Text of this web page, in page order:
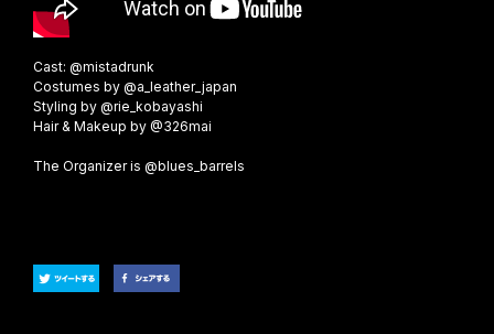
Cast: @mistadrunk
Costumes by @a_leather_japan
Styling by @rie_kobayashi
Hair & Makeup by @326mai
The Organizer is @blues_barrels